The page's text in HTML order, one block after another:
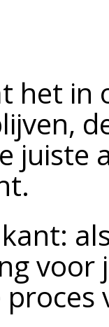
het in
juiste
voor